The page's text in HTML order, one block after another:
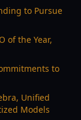
to Pursue
of the Year,
to
Unified
Models